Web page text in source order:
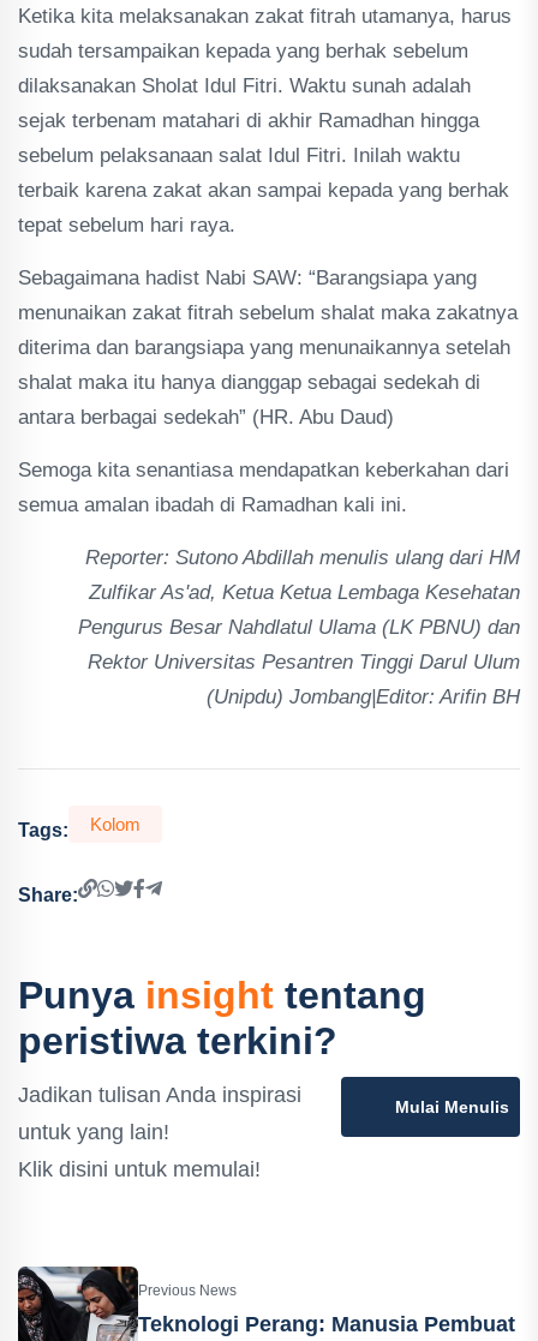
Ketika kita melaksanakan zakat fitrah utamanya, harus
sudah tersampaikan kepada yang berhak sebelum
dilaksanakan Sholat Idul Fitri. Waktu sunah adalah
sejak terbenam matahari di akhir Ramadhan hingga
sebelum pelaksanaan salat Idul Fitri. Inilah waktu
terbaik karena zakat akan sampai kepada yang berhak
tepat sebelum hari raya.
Sebagaimana hadist Nabi SAW: “Barangsiapa yang
menunaikan zakat fitrah sebelum shalat maka zakatnya
diterima dan barangsiapa yang menunaikannya setelah
shalat maka itu hanya dianggap sebagai sedekah di
antara berbagai sedekah” (HR. Abu Daud)
Semoga kita senantiasa mendapatkan keberkahan dari
semua amalan ibadah di Ramadhan kali ini.
Reporter: Sutono Abdillah menulis ulang dari HM
Zulfikar As'ad, Ketua Ketua Lembaga Kesehatan
Pengurus Besar Nahdlatul Ulama (LK PBNU) dan
Rektor Universitas Pesantren Tinggi Darul Ulum
(Unipdu) Jombang|Editor: Arifin BH
Tags: Kolom
Share:
Punya insight tentang
peristiwa terkini?
Jadikan tulisan Anda inspirasi
untuk yang lain!
Klik disini untuk memulai!
Mulai Menulis
Previous News
Teknologi Perang: Manusia Pembuat